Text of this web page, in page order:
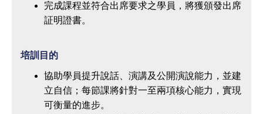
完成課程並符合出席要求之學員，將獲頒發出席
証明證書。
培訓目的
協助學員提升說話、演講及公開演說能力，並建
立自信；每節課將針對一至兩項核心能力，實現
可衡量的進步。